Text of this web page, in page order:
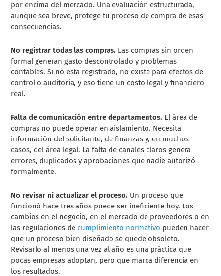
por encima del mercado. Una evaluación estructurada,
aunque sea breve, protege tu proceso de compra de esas
consecuencias.
No registrar todas las compras. Las compras sin orden
formal generan gasto descontrolado y problemas
contables. Si no está registrado, no existe para efectos de
control o auditoría, y eso tiene un costo legal y financiero
real.
Falta de comunicación entre departamentos. El área de
compras no puede operar en aislamiento. Necesita
información del solicitante, de finanzas y, en muchos
casos, del área legal. La falta de canales claros genera
errores, duplicados y aprobaciones que nadie autorizó
formalmente.
No revisar ni actualizar el proceso. Un proceso que
funcionó hace tres años puede ser ineficiente hoy. Los
cambios en el negocio, en el mercado de proveedores o en
las regulaciones de cumplimiento normativo pueden hacer
que un proceso bien diseñado se quede obsoleto.
Revisarlo al menos una vez al año es una práctica que
pocas empresas adoptan, pero que marca diferencia en
los resultados.